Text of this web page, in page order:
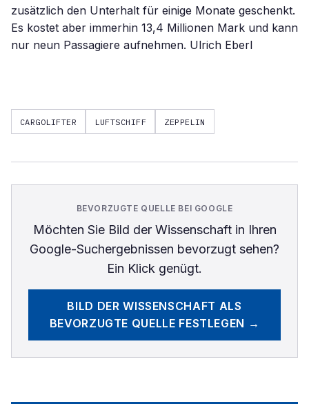
CARGOLIFTER LUFTSCHIFF ZEPPELIN
BEVORZUGTE QUELLE BEI GOOGLE
Möchten Sie Bild der Wissenschaftin Ihren
Google-Suchergebnissen bevorzugt sehen?
Ein Klick genügt.
BILD DER WISSENSCHAFT ALS
BEVORZUGTE QUELLE FESTLEGEN →